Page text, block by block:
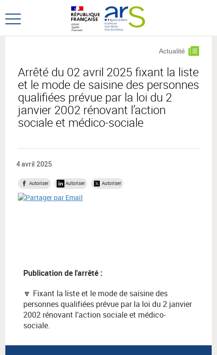
au
menu
au
contenu
Ouvrir
Arrêté du 02 avril 2025 fixant la liste
et le mode de saisine des personnes
qualifiées prévue par la loi du 2
janvier 2002 rénovant l’action
sociale et médico-sociale
Actualité
4 avril 2025
Autoriser Autoriser Autoriser
Publication de l'arrêté :
🔽 Fixant la liste et le mode de saisine des
personnes qualifiées prévue par la loi du 2 janvier
2002 rénovant l’action sociale et médico-
sociale.